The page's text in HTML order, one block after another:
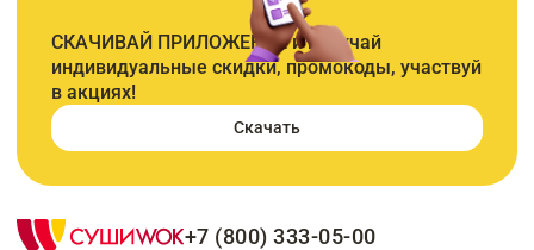
СКАЧИВАЙ ПРИЛОЖЕНИЕ и получай
индивидуальные скидки, промокоды, участвуй
в акциях!
Скачать
+7 (800) 333-05-00